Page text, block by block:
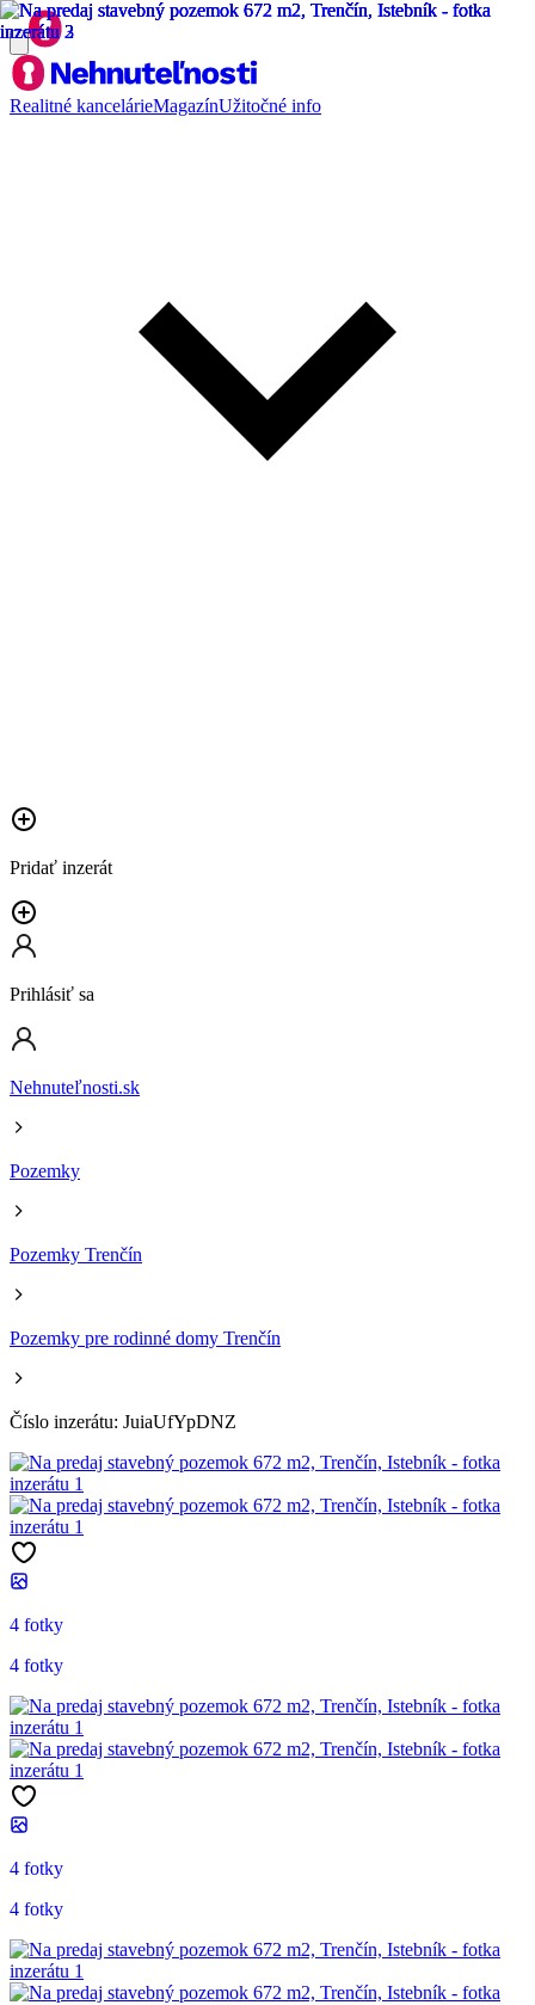
Realitné kancelárieMagazínUžitočné info
Pridať inzerát
Prihlásiť sa
Nehnuteľnosti.sk
Pozemky
Pozemky Trenčín
Pozemky pre rodinné domy Trenčín
Číslo inzerátu: JuiaUfYpDNZ
4 fotky
4 fotky
4 fotky
4 fotky